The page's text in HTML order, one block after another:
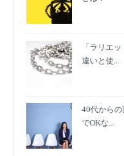
「ラリエ
違いと使...
40代から
でOKな...